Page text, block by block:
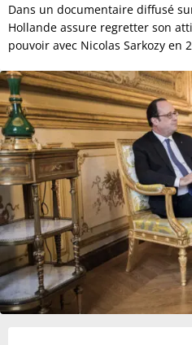
Dans un documentaire diffusé
Hollande assure regretter son
pouvoir avec Nicolas Sarkozy en